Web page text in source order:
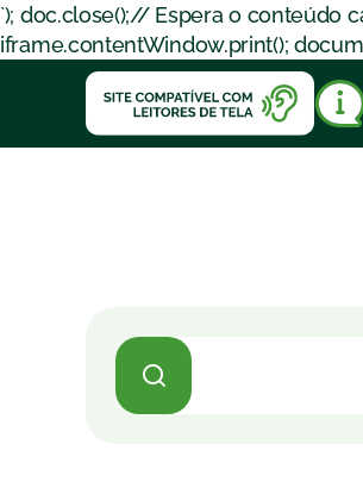
`); doc.close();// Espera o conteúdo
iframe.contentWindow.print();